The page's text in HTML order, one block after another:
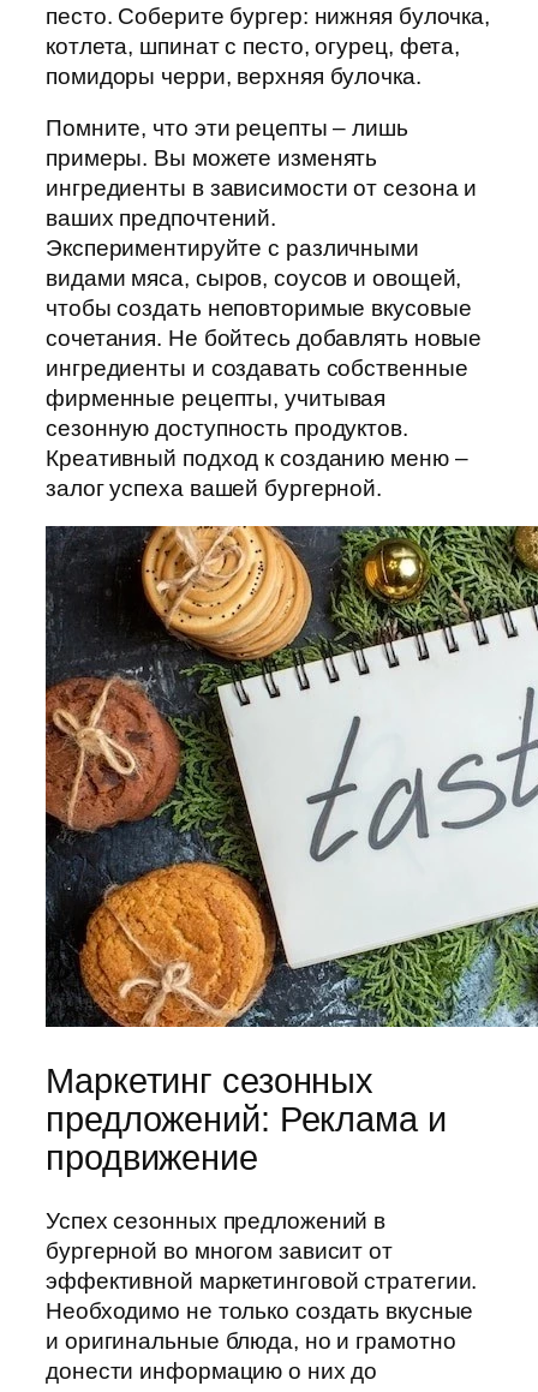
песто. Соберите бургер: нижняя булочка,
котлета, шпинат с песто, огурец, фета,
помидоры черри, верхняя булочка.
Помните, что эти рецепты – лишь
примеры. Вы можете изменять
ингредиенты в зависимости от сезона и
ваших предпочтений.
Экспериментируйте с различными
видами мяса, сыров, соусов и овощей,
чтобы создать неповторимые вкусовые
сочетания. Не бойтесь добавлять новые
ингредиенты и создавать собственные
фирменные рецепты, учитывая
сезонную доступность продуктов.
Креативный подход к созданию меню –
залог успеха вашей бургерной.
Маркетинг сезонных
предложений: Реклама и
продвижение
Успех сезонных предложений в
бургерной во многом зависит от
эффективной маркетинговой стратегии.
Необходимо не только создать вкусные
и оригинальные блюда, но и грамотно
донести информацию о них до